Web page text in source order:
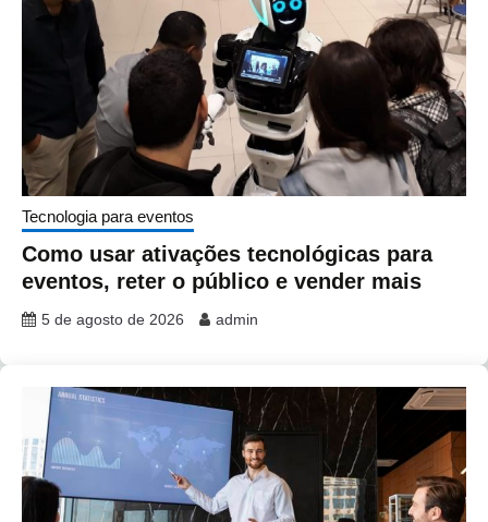
Tecnologia para eventos
Como usar ativações tecnológicas para
eventos, reter o público e vender mais
5 de agosto de 2026 admin